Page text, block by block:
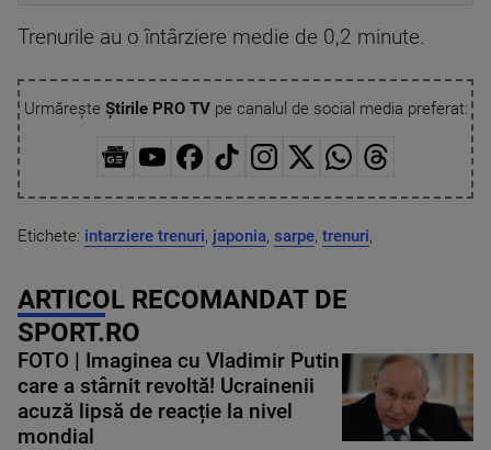
Trenurile au o întârziere medie de 0,2 minute.
Urmărește Știrile PRO TVpe canalul de social media preferat:
Etichete: intarziere trenuri, japonia, sarpe, trenuri,
ARTICOL RECOMANDAT DE
SPORT.RO
FOTO | Imaginea cu Vladimir Putin
care a stârnit revoltă! Ucrainenii
acuză lipsă de reacție la nivel
mondial